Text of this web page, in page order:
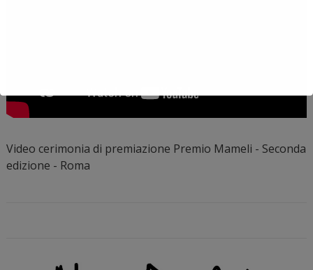
Video cerimonia di premiazione Premio Mameli - Seconda
edizione - Roma